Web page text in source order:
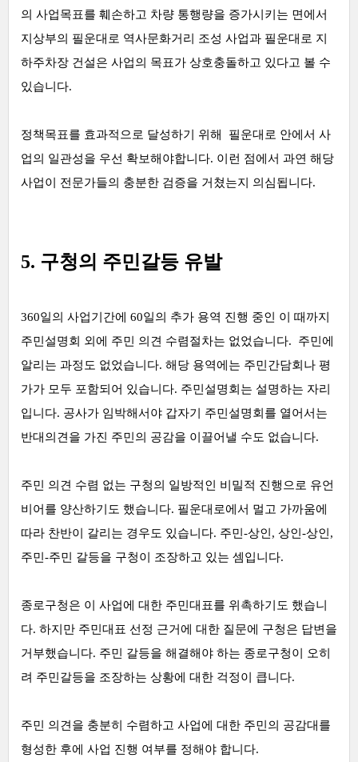
의 사업목표를 훼손하고 차량 통행량을 증가시키는 면에서
지상부의 필운대로 역사문화거리 조성 사업과 필운대로 지
하주차장 건설은 사업의 목표가 상호충돌하고 있다고 볼 수
있습니다.
정책목표를 효과적으로 달성하기 위해 필운대로 안에서 사
업의 일관성을 우선 확보해야합니다. 이런 점에서 과연 해당
사업이 전문가들의 충분한 검증을 거쳤는지 의심됩니다.
5. 구청의 주민갈등 유발
360일의 사업기간에 60일의 추가 용역 진행 중인 이 때까지
주민설명회 외에 주민 의견 수렴절차는 없었습니다. 주민에
알리는 과정도 없었습니다. 해당 용역에는 주민간담회나 평
가가 모두 포함되어 있습니다. 주민설명회는 설명하는 자리
입니다. 공사가 임박해서야 갑자기 주민설명회를 열어서는
반대의견을 가진 주민의 공감을 이끌어낼 수도 없습니다.
주민 의견 수렴 없는 구청의 일방적인 비밀적 진행으로 유언
비어를 양산하기도 했습니다. 필운대로에서 멀고 가까움에
따라 찬반이 갈리는 경우도 있습니다. 주민-상인, 상인-상인,
주민-주민 갈등을 구청이 조장하고 있는 셈입니다.
종로구청은 이 사업에 대한 주민대표를 위촉하기도 했습니
다. 하지만 주민대표 선정 근거에 대한 질문에 구청은 답변을
거부했습니다. 주민 갈등을 해결해야 하는 종로구청이 오히
려 주민갈등을 조장하는 상황에 대한 걱정이 큽니다.
주민 의견을 충분히 수렴하고 사업에 대한 주민의 공감대를
형성한 후에 사업 진행 여부를 정해야 합니다.